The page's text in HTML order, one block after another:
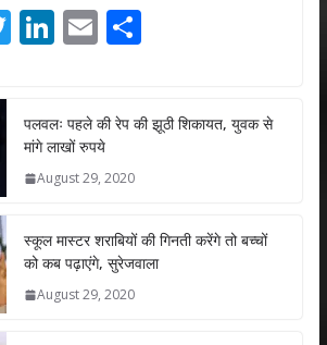
T
er
Li
e
dI
n
E
l
S
e
पलवलः पहले की रेप की झूठी शिकायत, युवक से
मांगे लाखों रुपये
August 29, 2020
स्कूल मास्टर शराबियों की गिनती करेंगे तो बच्चों
को कब पढ़ाएंगे, सुरेजवाला
August 29, 2020